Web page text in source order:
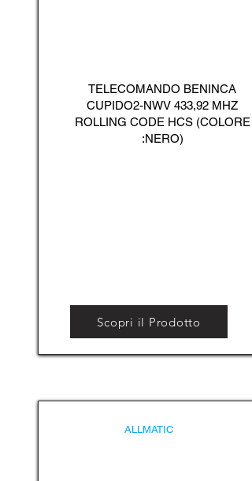
TELECOMANDO BENINCA
CUPIDO2-NWV 433,92 MHZ
ROLLING CODE HCS (COLORE
:NERO)
Scopri il Prodotto
ALLMATIC